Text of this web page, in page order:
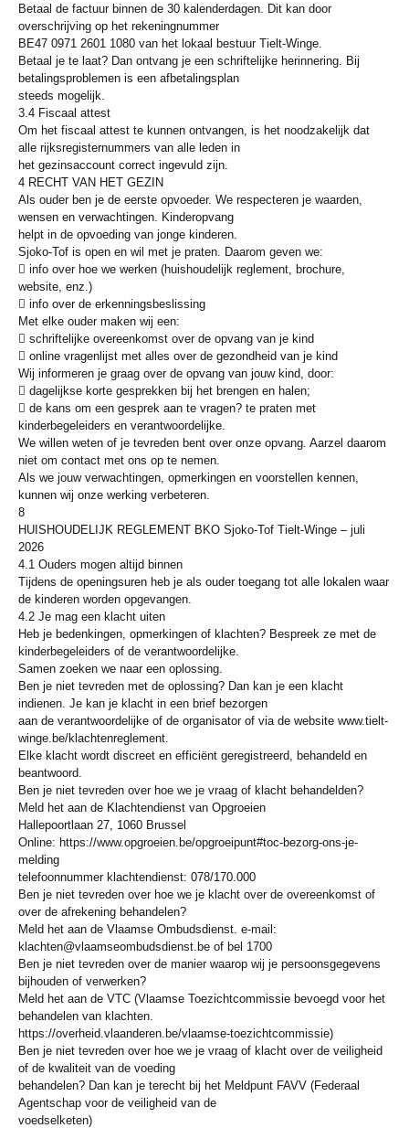
Betaal de factuur binnen de 30 kalenderdagen. Dit kan door
overschrijving op het rekeningnummer
BE47 0971 2601 1080 van het lokaal bestuur Tielt-Winge.
Betaal je te laat? Dan ontvang je een schriftelijke herinnering. Bij
betalingsproblemen is een afbetalingsplan
steeds mogelijk.
3.4 Fiscaal attest
Om het fiscaal attest te kunnen ontvangen, is het noodzakelijk dat
alle rijksregisternummers van alle leden in
het gezinsaccount correct ingevuld zijn.
4 RECHT VAN HET GEZIN
Als ouder ben je de eerste opvoeder. We respecteren je waarden,
wensen en verwachtingen. Kinderopvang
helpt in de opvoeding van jonge kinderen.
Sjoko-Tof is open en wil met je praten. Daarom geven we:
 info over hoe we werken (huishoudelijk reglement, brochure,
website, enz.)
 info over de erkenningsbeslissing
Met elke ouder maken wij een:
 schriftelijke overeenkomst over de opvang van je kind
 online vragenlijst met alles over de gezondheid van je kind
Wij informeren je graag over de opvang van jouw kind, door:
 dagelijkse korte gesprekken bij het brengen en halen;
 de kans om een gesprek aan te vragen? te praten met
kinderbegeleiders en verantwoordelijke.
We willen weten of je tevreden bent over onze opvang. Aarzel daarom
niet om contact met ons op te nemen.
Als we jouw verwachtingen, opmerkingen en voorstellen kennen,
kunnen wij onze werking verbeteren.
8
HUISHOUDELIJK REGLEMENT BKO Sjoko-Tof Tielt-Winge – juli
2026
4.1 Ouders mogen altijd binnen
Tijdens de openingsuren heb je als ouder toegang tot alle lokalen waar
de kinderen worden opgevangen.
4.2 Je mag een klacht uiten
Heb je bedenkingen, opmerkingen of klachten? Bespreek ze met de
kinderbegeleiders of de verantwoordelijke.
Samen zoeken we naar een oplossing.
Ben je niet tevreden met de oplossing? Dan kan je een klacht
indienen. Je kan je klacht in een brief bezorgen
aan de verantwoordelijke of de organisator of via de website www.tielt-
winge.be/klachtenreglement.
Elke klacht wordt discreet en efficiënt geregistreerd, behandeld en
beantwoord.
Ben je niet tevreden over hoe we je vraag of klacht behandelden?
Meld het aan de Klachtendienst van Opgroeien
Hallepoortlaan 27, 1060 Brussel
Online: https://www.opgroeien.be/opgroeipunt#toc-bezorg-ons-je-
melding
telefoonnummer klachtendienst: 078/170.000
Ben je niet tevreden over hoe we je klacht over de overeenkomst of
over de afrekening behandelen?
Meld het aan de Vlaamse Ombudsdienst. e-mail:
klachten@vlaamseombudsdienst.be of bel 1700
Ben je niet tevreden over de manier waarop wij je persoonsgegevens
bijhouden of verwerken?
Meld het aan de VTC (Vlaamse Toezichtcommissie bevoegd voor het
behandelen van klachten.
https://overheid.vlaanderen.be/vlaamse-toezichtcommissie)
Ben je niet tevreden over hoe we je vraag of klacht over de veiligheid
of de kwaliteit van de voeding
behandelen? Dan kan je terecht bij het Meldpunt FAVV (Federaal
Agentschap voor de veiligheid van de
voedselketen)